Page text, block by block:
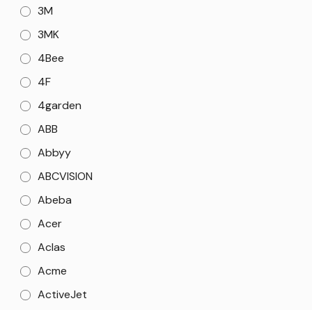
3M
3MK
4Bee
4F
4garden
ABB
Abbyy
ABCVISION
Abeba
Acer
Aclas
Acme
ActiveJet